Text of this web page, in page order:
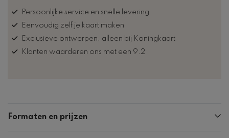
Persoonlijke service en snelle levering
Eenvoudig zelf je kaart maken
Exclusieve ontwerpen, alleen bij Koningkaart
Klanten waarderen ons met een 9.2
Formaten en prijzen